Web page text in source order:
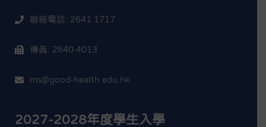
聯絡電話: 2641 1717
傳真: 2640 4013
ms@good-health.edu.hk
2027-2028年度學生入學